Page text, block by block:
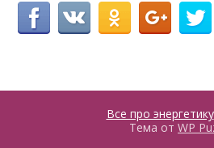
Все про энергетику
Тема от WP